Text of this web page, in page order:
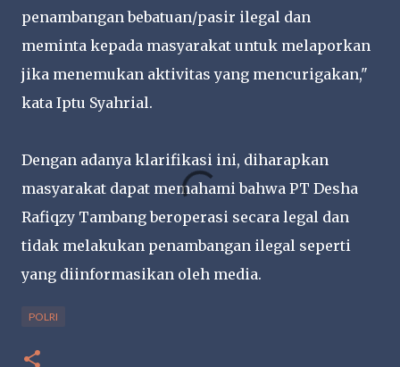
penambangan bebatuan/pasir ilegal dan
meminta kepada masyarakat untuk melaporkan
jika menemukan aktivitas yang mencurigakan,"
kata Iptu Syahrial.
Dengan adanya klarifikasi ini, diharapkan
masyarakat dapat memahami bahwa PT Desha
Rafiqzy Tambang beroperasi secara legal dan
tidak melakukan penambangan ilegal seperti
yang diinformasikan oleh media.
POLRI